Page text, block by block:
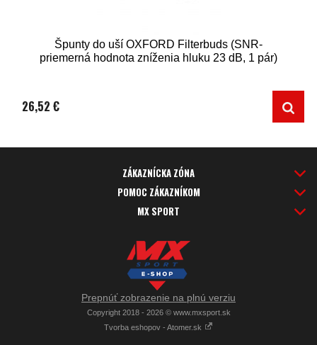
Špunty do uší OXFORD Filterbuds (SNR-
priemerná hodnota zníženia hluku 23 dB, 1 pár)
26,52 €
ZÁKAZNÍCKA ZÓNA
POMOC ZÁKAZNÍKOM
MX SPORT
Prepnúť zobrazenie na plnú verziu
Copyright 2018 - 2026 © www.mxsport.sk
Tvorba eshopov - Atomer.sk